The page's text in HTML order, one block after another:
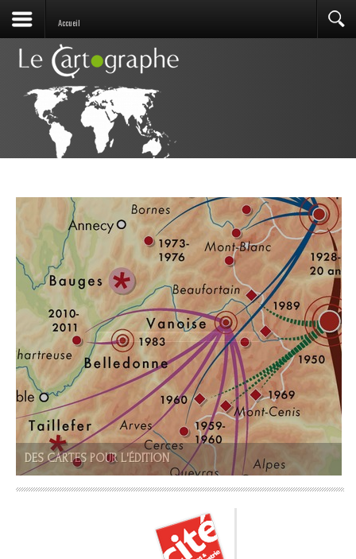
Accueil
DES CARTES POUR L'ÉDITION
Réalisation de cartes sous illustrator